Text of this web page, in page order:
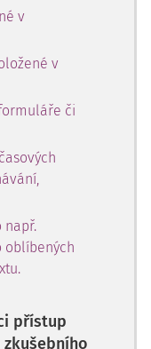
v
v
či
např.
oblíbených
přístup